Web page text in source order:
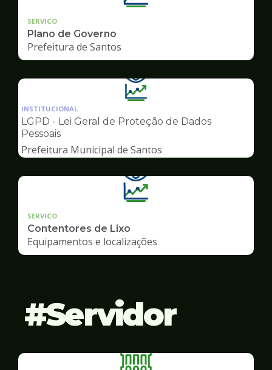
SERVICO
Plano de Governo
Prefeitura de Santos
Ilustração
da
pagina
Transparência
INSTITUCIONAL
LGPD - Lei Geral de Proteção de Dados
Pessoais
Prefeitura Municipal de Santos
SERVICO
Contentores de Lixo
Equipamentos e localizações
Servidor